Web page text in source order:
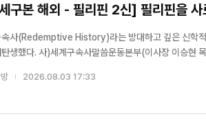
구본 해외 - 필리핀 2신] 필리핀을
사(Redemptive History)라는 방대하고 깊은 신학적
생했다. 사)세계구속사말씀운동본부(이사장 이승현
서는 필리핀 현지 목회자...
2026.08.03 17:33
[세구본 해외 - 필리핀 5신] “한국에
서 구속사 말씀 더 배우고 싶어요”